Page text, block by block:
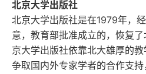
兰斯大主教圣雷米书信四通译
天正少年使团的欧洲之行
1707年苏格兰与英格兰议会
北京大学出版社
北京大学出版社是在1979年，
意，教育部批准成立的，恢复
京大学出版社依靠北大雄厚的
争取国内外专家学者的合作支